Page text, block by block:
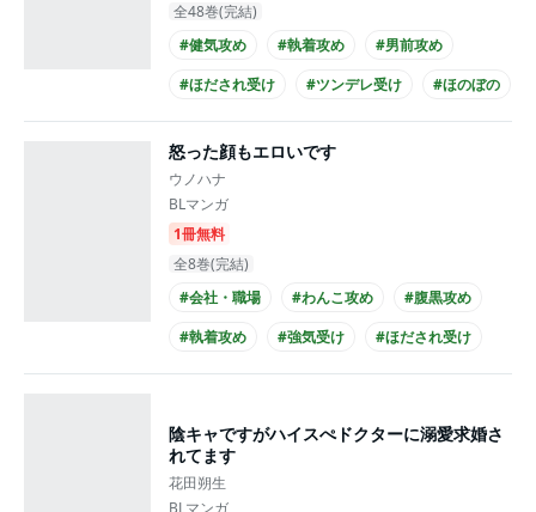
全48巻(完結)
#健気攻め
#執着攻め
#男前攻め
#ほだされ受け
#ツンデレ受け
#ほのぼの
#あまあま
#幼なじみ
#ノンケ受け
#黒髪攻め
怒った顔もエロいです
ウノハナ
BLマンガ
1冊無料
全8巻(完結)
#会社・職場
#わんこ攻め
#腹黒攻め
#執着攻め
#強気受け
#ほだされ受け
#ほのぼの
#あまあま
#上司・部下
陰キャですがハイスぺドクターに溺愛求婚さ
れてます
花田朔生
BLマンガ